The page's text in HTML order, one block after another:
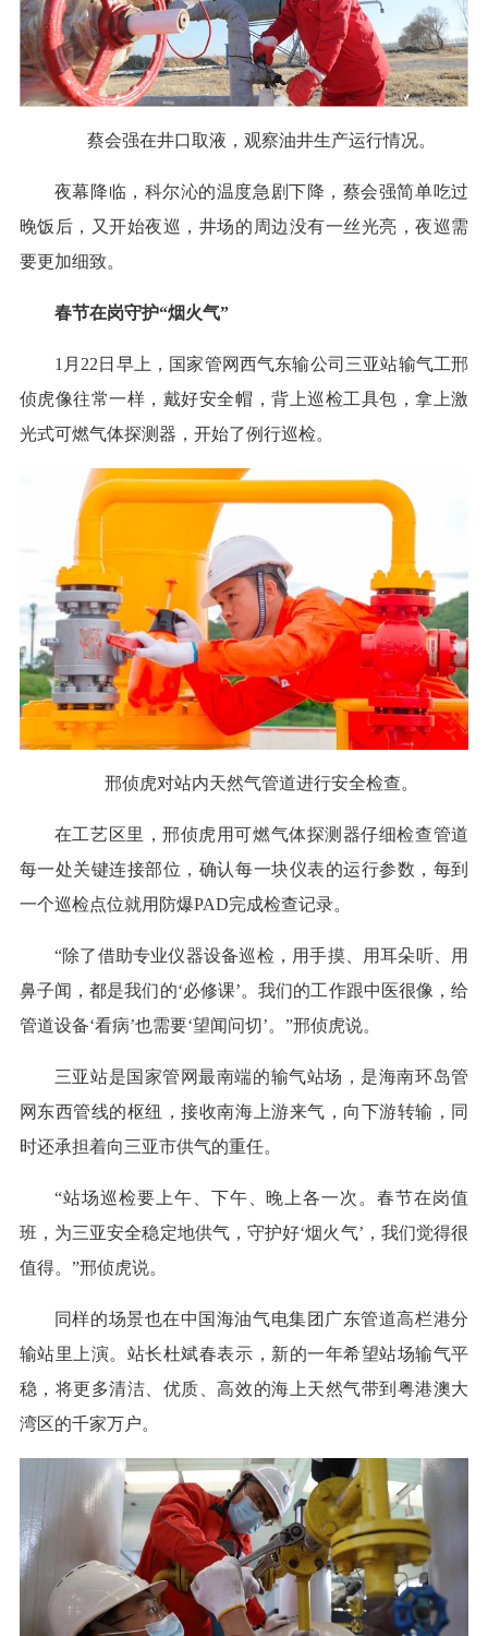
蔡会强在井口取液，观察油井生产运行情况。
夜幕降临，科尔沁的温度急剧下降，蔡会强简单吃过
晚饭后，又开始夜巡，井场的周边没有一丝光亮，夜巡需
要更加细致。
春节在岗守护“烟火气”
1月22日早上，国家管网西气东输公司三亚站输气工邢
侦虎像往常一样，戴好安全帽，背上巡检工具包，拿上激
光式可燃气体探测器，开始了例行巡检。
邢侦虎对站内天然气管道进行安全检查。
在工艺区里，邢侦虎用可燃气体探测器仔细检查管道
每一处关键连接部位，确认每一块仪表的运行参数，每到
一个巡检点位就用防爆PAD完成检查记录。
“除了借助专业仪器设备巡检，用手摸、用耳朵听、用
鼻子闻，都是我们的‘必修课’。我们的工作跟中医很像，给
管道设备‘看病’也需要‘望闻问切’。”邢侦虎说。
三亚站是国家管网最南端的输气站场，是海南环岛管
网东西管线的枢纽，接收南海上游来气，向下游转输，同
时还承担着向三亚市供气的重任。
“站场巡检要上午、下午、晚上各一次。春节在岗值
班，为三亚安全稳定地供气，守护好‘烟火气’，我们觉得很
值得。”邢侦虎说。
同样的场景也在中国海油气电集团广东管道高栏港分
输站里上演。站长杜斌春表示，新的一年希望站场输气平
稳，将更多清洁、优质、高效的海上天然气带到粤港澳大
湾区的千家万户。